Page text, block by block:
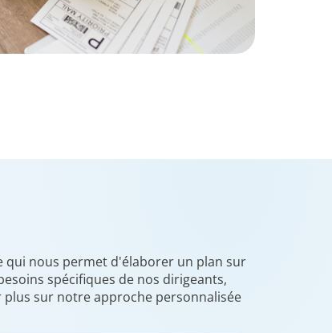
qui nous permet d'élaborer un plan sur
spécifiques de nos dirigeants,
plus sur notre approche personnalisée